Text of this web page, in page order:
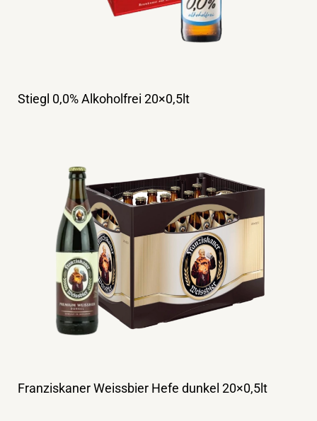
Stiegl 0,0% Alkoholfrei 20×0,5lt
Franziskaner Weissbier Hefe dunkel 20×0,5lt